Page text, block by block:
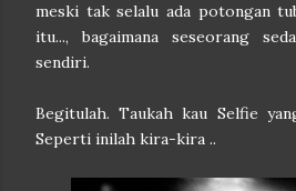
meski tak selalu ada potongan
itu..., bagaimana seseorang
sendiri.
Begitulah. Taukah kau Selfie
Seperti inilah kira-kira ..